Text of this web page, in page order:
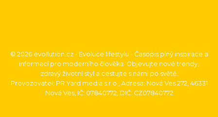
© 2026 evollution.cz - Evoluce lifestylu - Časopis plný inspirace a
informací pro moderního člověka. Objevujte nové trendy,
zdravý životní styl a cestujte s námi po světě.
Provozovatel: PR Yard media s.r.o., Adresa: Nová Ves 272, 46331
Nová Ves, IČ: 07840772, DIČ: CZ07840772